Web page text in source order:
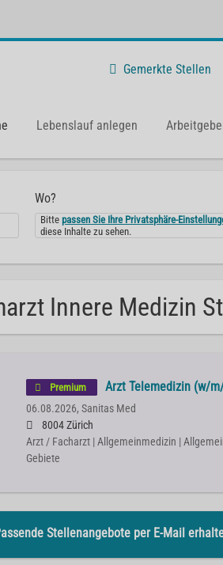
Gemerkte Stellen
Lebenslauf anlegen
Wo?
Bittepassen Sie Ihre Privatsphäre-
diese Inhalte zu sehen.
Innere Medizin
Premium Arzt Telemedizin (w/
06.08.2026, Sanitas Med
8004 Zürich
Arzt / Facharzt | Allgemeinmedizin |
Gebiete
Stellenangebote per E-Mail